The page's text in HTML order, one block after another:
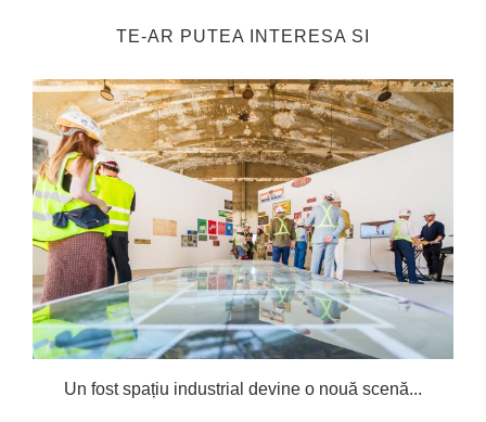
TE-AR PUTEA INTERESA SI
Un fost spațiu industrial devine o nouă scenă...